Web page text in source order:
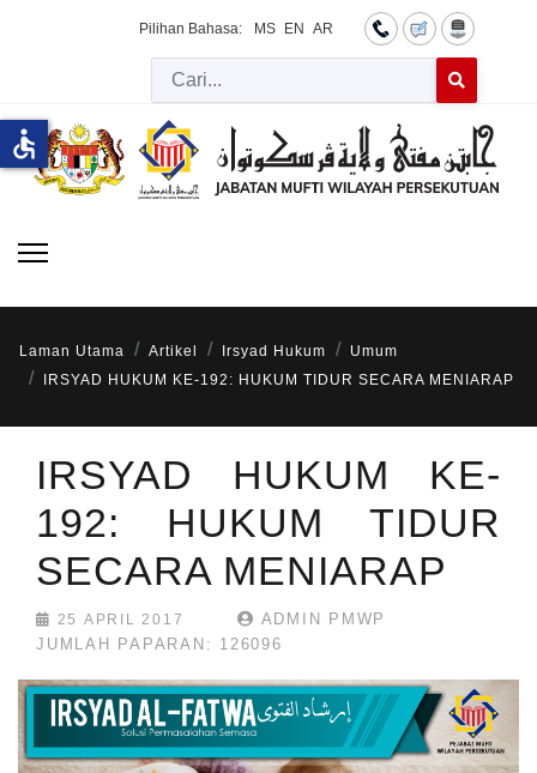
Pilihan Bahasa: MS EN AR
Cari
Laman Utama Artikel Irsyad Hukum
Umum
IRSYAD HUKUM KE-192: HUKUM TIDUR SECARA MENIARAP
IRSYAD HUKUM KE-
192: HUKUM TIDUR
SECARA MENIARAP
25 APRIL 2017
ADMIN PMWP
JUMLAH PAPARAN: 126096
accessible